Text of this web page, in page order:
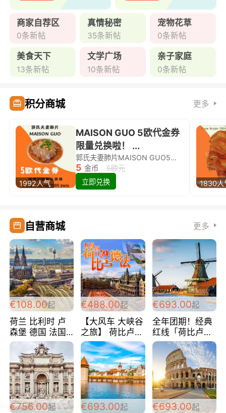
商家自荐区
0条新帖
真情秘密
35条新帖
宠物花草
0条新帖
美食天下
13条新帖
文学广场
10条新帖
亲子家庭
0条新帖
积分商城 更多
1992人气
MAISON GUO 5欧代金券
限量兑换啦！ ...
郭氏夫妻肺片MAISON GUO5欧代金券限量兑换啦！
5 金币
5欧元
立即兑换
1830人
自营商城 更多
€108.00起
荷兰 比利时 卢
森堡 德国 法国
超爽玩遍西欧 循
环线 全程四星宾
馆 108欧/人/天
€488.00起
【大风车 大峡谷
之旅】 荷比卢德
法 巴黎上下 经
典五国四日游
488欧/人
€693.00起
全年团期！经典
红线「荷比卢德
法」七天循环 五
国 仅售99欧/人/
天！巴黎上下！
包拼房~
€756.00起 €693.00起 €693.00起